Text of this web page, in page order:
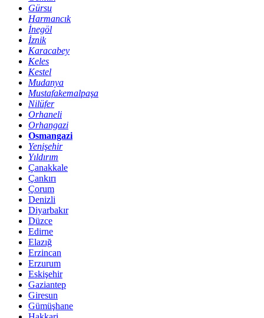
Gürsu
Harmancık
İnegöl
İznik
Karacabey
Keles
Kestel
Mudanya
Mustafakemalpaşa
Nilüfer
Orhaneli
Orhangazi
Osmangazi
Yenişehir
Yıldırım
Çanakkale
Çankırı
Çorum
Denizli
Diyarbakır
Düzce
Edirne
Elazığ
Erzincan
Erzurum
Eskişehir
Gaziantep
Giresun
Gümüşhane